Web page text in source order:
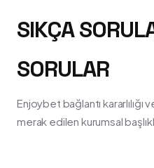
SIKÇA
SORULAR
Enjoybet bağlantı kararlılığı
merak edilen kurumsal